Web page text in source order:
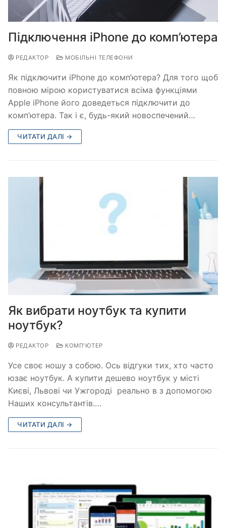
Підключення iPhone до комп’ютера
РЕДАКТОР МОБІЛЬНІ ТЕЛЕФОНИ
Як підключити iPhone до комп’ютера? Для того щоб
повною мірою користуватися всіма функціями
Apple iPhone його доведеться підключити до
комп’ютера. Так і є, будь-який новоспечений…
ЧИТАТИ ДАЛІ →
Як вибрати ноутбук та купити
ноутбук?
РЕДАКТОР КОМП'ЮТЕР
Усе своє ношу з собою. Ось відгуки тих, хто часто
юзає ноутбук. А купити дешево ноутбук у місті
Києві, Львові чи Ужгороді реально в з допомогою
Наших консультантів.…
ЧИТАТИ ДАЛІ →